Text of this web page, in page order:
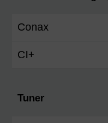
Conax
CI+
Tuner